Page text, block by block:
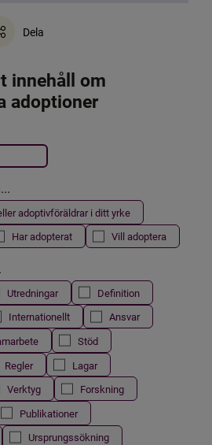
Dela
innehåll om
adoptioner
automatiskt
adoptivföräldrar i ditt yrke
Har adopterat Vill adoptera
Utredningar
Definition
Internationellt
Ansvar
Stöd
Regler
Lagar
Verktyg
Forskning
Publikationer
Ursprungssökning